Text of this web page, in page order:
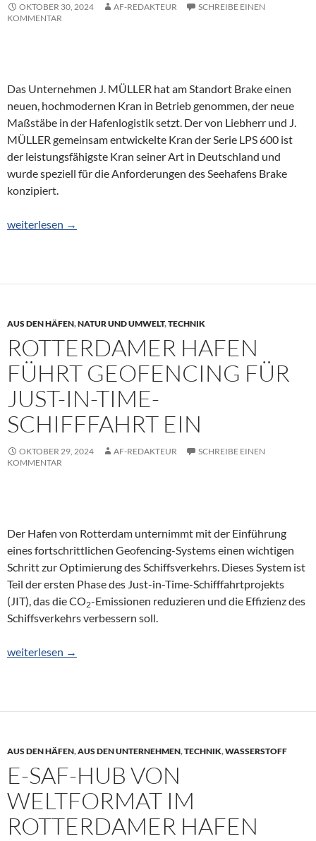
OKTOBER 30, 2024 AF-REDAKTEUR
SCHREIBE EINEN
KOMMENTAR
Das Unternehmen J. MÜLLER hat am Standort Brake einen
neuen, hochmodernen Kran in Betrieb genommen, der neue
Maßstäbe in der Hafenlogistik setzt. Der von Liebherr und J.
MÜLLER gemeinsam entwickelte Kran der Serie LPS 600 ist
der leistungsfähigste Kran seiner Art in Deutschland und
wurde speziell für die Anforderungen des Seehafens Brake
konzipiert.
Kran setzt neue Maßstäbe in der Hafenlogistik
weiterlesen →
AUS DEN HÄFEN,NATUR UND UMWELT,TECHNIK
ROTTERDAMER HAFEN
FÜHRT GEOFENCING FÜR
JUST-IN-TIME-
SCHIFFFAHRT EIN
OKTOBER 29, 2024 AF-REDAKTEUR
SCHREIBE EINEN
KOMMENTAR
Der Hafen von Rotterdam unternimmt mit der Einführung
eines fortschrittlichen Geofencing-Systems einen wichtigen
Schritt zur Optimierung des Schiffsverkehrs. Dieses System ist
Teil der ersten Phase des Just-in-Time-Schifffahrtprojekts
(JIT), das die CO2-Emissionen reduzieren und die Effizienz des
Schiffsverkehrs verbessern soll.
Rotterdamer Hafen führt Geofencing für Just-in-Time-
weiterlesen →
AUS DEN HÄFEN,AUS DEN UNTERNEHMEN,TECHNIK,WASSERSTOFF
E-SAF-HUB VON
WELTFORMAT IM
ROTTERDAMER HAFEN